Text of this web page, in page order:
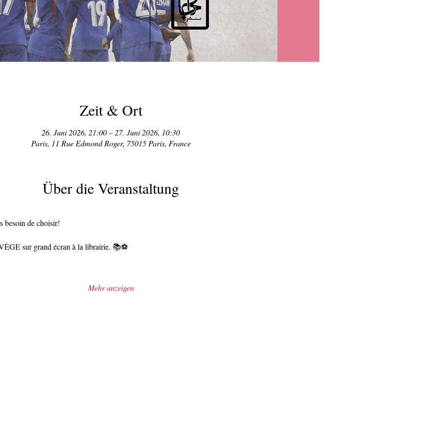
Zeit & Ort
26. Juni 2026, 21:00 – 27. Juni 2026, 10:30
Paris, 11 Rue Edmond Roger, 75015 Paris, France
Über die Veranstaltung
besoin de choisir!
sur grand écran à la librairie. 📚⚽
Mehr anzeigen